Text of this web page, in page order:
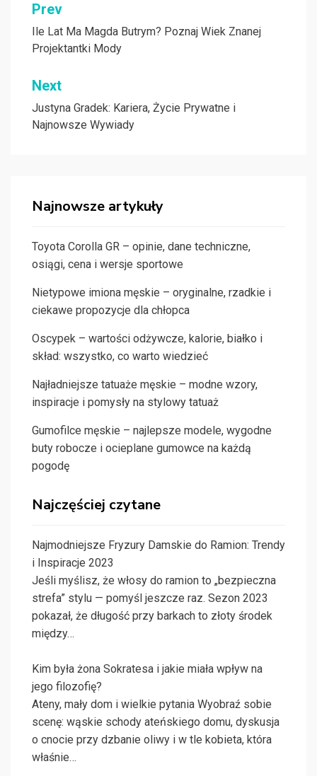
Nawigacja
wpisu
Prev
Ile Lat Ma Magda Butrym? Poznaj Wiek Znanej
Projektantki Mody
Next
Justyna Gradek: Kariera, Życie Prywatne i
Najnowsze Wywiady
Najnowsze artykuły
Toyota Corolla GR – opinie, dane techniczne,
osiągi, cena i wersje sportowe
Nietypowe imiona męskie – oryginalne, rzadkie i
ciekawe propozycje dla chłopca
Oscypek – wartości odżywcze, kalorie, białko i
skład: wszystko, co warto wiedzieć
Najładniejsze tatuaże męskie – modne wzory,
inspiracje i pomysły na stylowy tatuaż
Gumofilce męskie – najlepsze modele, wygodne
buty robocze i ocieplane gumowce na każdą
pogodę
Najczęściej czytane
Najmodniejsze Fryzury Damskie do Ramion: Trendy
i Inspiracje 2023
Jeśli myślisz, że włosy do ramion to „bezpieczna
strefa” stylu — pomyśl jeszcze raz. Sezon 2023
pokazał, że długość przy barkach to złoty środek
między…
Kim była żona Sokratesa i jakie miała wpływ na
jego filozofię?
Ateny, mały dom i wielkie pytania Wyobraź sobie
scenę: wąskie schody ateńskiego domu, dyskusja
o cnocie przy dzbanie oliwy i w tle kobieta, która
właśnie…